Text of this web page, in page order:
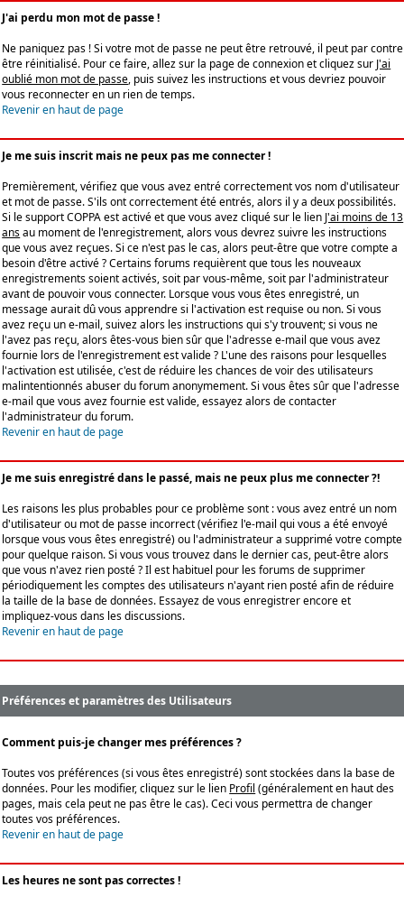
J'ai perdu mon mot de passe !
Ne paniquez pas ! Si votre mot de passe ne peut être retrouvé, il peut par contre
être réinitialisé. Pour ce faire, allez sur la page de connexion et cliquez sur J'ai
oublié mon mot de passe, puis suivez les instructions et vous devriez pouvoir
vous reconnecter en un rien de temps.
Revenir en haut de page
Je me suis inscrit mais ne peux pas me connecter !
Premièrement, vérifiez que vous avez entré correctement vos nom d'utilisateur
et mot de passe. S'ils ont correctement été entrés, alors il y a deux possibilités.
Si le support COPPA est activé et que vous avez cliqué sur le lien J'ai moins de 13
ansau moment de l'enregistrement, alors vous devrez suivre les instructions
que vous avez reçues. Si ce n'est pas le cas, alors peut-être que votre compte a
besoin d'être activé ? Certains forums requièrent que tous les nouveaux
enregistrements soient activés, soit par vous-même, soit par l'administrateur
avant de pouvoir vous connecter. Lorsque vous vous êtes enregistré, un
message aurait dû vous apprendre si l'activation est requise ou non. Si vous
avez reçu un e-mail, suivez alors les instructions qui s'y trouvent; si vous ne
l'avez pas reçu, alors êtes-vous bien sûr que l'adresse e-mail que vous avez
fournie lors de l'enregistrement est valide ? L'une des raisons pour lesquelles
l'activation est utilisée, c'est de réduire les chances de voir des utilisateurs
malintentionnés abuser du forum anonymement. Si vous êtes sûr que l'adresse
e-mail que vous avez fournie est valide, essayez alors de contacter
l'administrateur du forum.
Revenir en haut de page
Je me suis enregistré dans le passé, mais ne peux plus me connecter ?!
Les raisons les plus probables pour ce problème sont : vous avez entré un nom
d'utilisateur ou mot de passe incorrect (vérifiez l'e-mail qui vous a été envoyé
lorsque vous vous êtes enregistré) ou l'administrateur a supprimé votre compte
pour quelque raison. Si vous vous trouvez dans le dernier cas, peut-être alors
que vous n'avez rien posté ? Il est habituel pour les forums de supprimer
périodiquement les comptes des utilisateurs n'ayant rien posté afin de réduire
la taille de la base de données. Essayez de vous enregistrer encore et
impliquez-vous dans les discussions.
Revenir en haut de page
Préférences et paramètres des Utilisateurs
Comment puis-je changer mes préférences ?
Toutes vos préférences (si vous êtes enregistré) sont stockées dans la base de
données. Pour les modifier, cliquez sur le lien Profil (généralement en haut des
pages, mais cela peut ne pas être le cas). Ceci vous permettra de changer
toutes vos préférences.
Revenir en haut de page
Les heures ne sont pas correctes !